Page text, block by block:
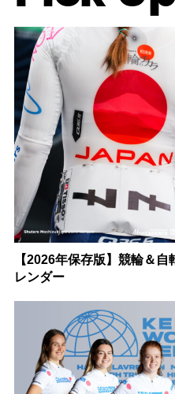
【2026年保存版】競輪＆
レンダー